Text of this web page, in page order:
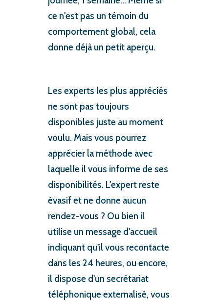
ce n'est pas un témoin du
comportement global, cela
donne déjà un petit aperçu.
Les experts les plus appréciés
ne sont pas toujours
disponibles juste au moment
voulu. Mais vous pourrez
apprécier la méthode avec
laquelle il vous informe de ses
disponibilités. L'expert reste
évasif et ne donne aucun
rendez-vous ? Ou bien il
utilise un message d'accueil
indiquant qu'il vous recontacte
dans les 24 heures, ou encore,
il dispose d'un secrétariat
téléphonique externalisé, vous